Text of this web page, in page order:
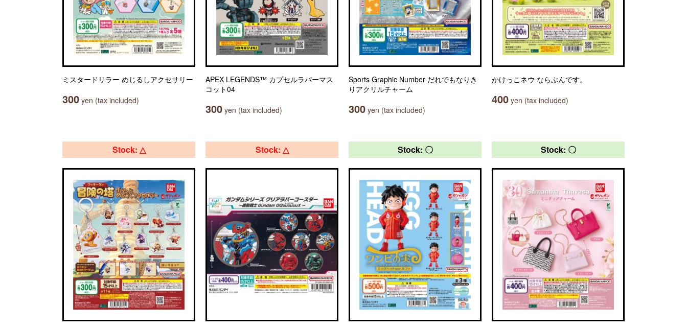
ミスタードリラー めじるしアクセサリー
300 yen (tax included)
APEX LEGENDS™ カプセルラバーマス
コット04
300 yen (tax included)
Sports Graphic Number だれでもなりき
りアクリルチャーム
300 yen (tax included)
かけっこネウ ならぶんです。
400 yen (tax included)
Stock: △ Stock: △ Stock: 〇 Stock: 〇